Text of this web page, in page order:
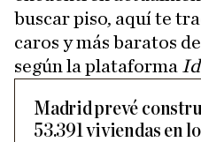
buscar piso, aquí te
caros y más baratos
según la plataforma
Madrid prevé
53.391 viviendas en